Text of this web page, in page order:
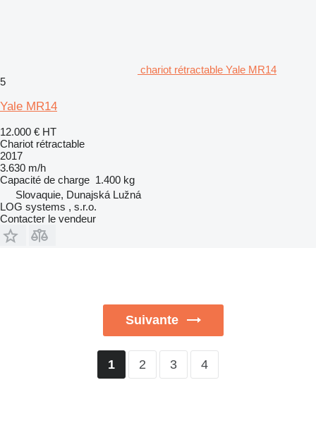
chariot rétractable Yale MR14
5
Yale MR14
12.000 € HT
Chariot rétractable
2017
3.630 m/h
Capacité de charge 1.400 kg
Slovaquie, Dunajská Lužná
LOG systems , s.r.o.
Contacter le vendeur
Suivante
1 2 3 4